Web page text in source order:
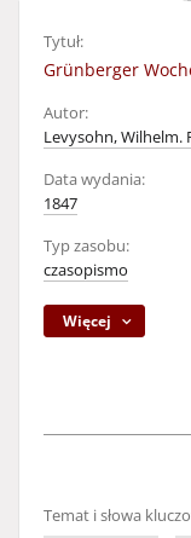
Tytuł:
Grünberger
Autor:
Levysohn, Wilhelm.
Data wydania:
1847
Typ zasobu:
czasopismo
Więcej
Temat i słowa